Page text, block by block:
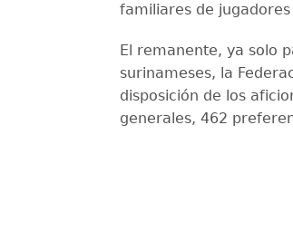
familiares de
El remanente, ya solo
surinameses, la
disposición de los
generales, 462